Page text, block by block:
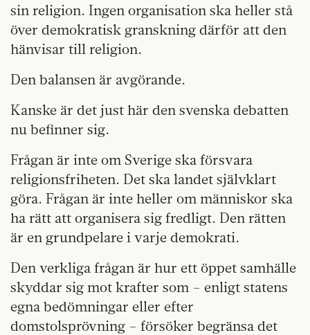
sin religion. Ingen organisation ska heller stå
över demokratisk granskning därför att den
hänvisar till religion.
Den balansen är avgörande.
Kanske är det just här den svenska debatten
nu befinner sig.
Frågan är inte om Sverige ska försvara
religionsfriheten. Det ska landet självklart
göra. Frågan är inte heller om människor ska
ha rätt att organisera sig fredligt. Den rätten
är en grundpelare i varje demokrati.
Den verkliga frågan är hur ett öppet samhälle
skyddar sig mot krafter som – enligt statens
egna bedömningar eller efter
domstolsprövning – försöker begränsa det